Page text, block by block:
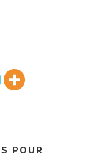
POUR